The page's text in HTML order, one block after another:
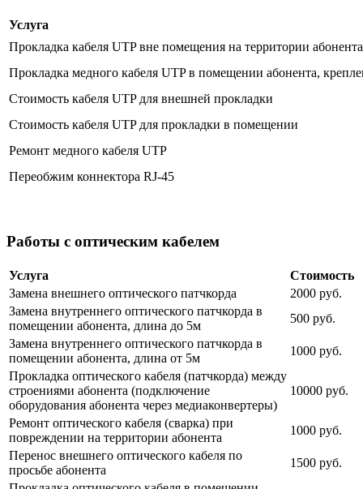
Услуга
Прокладка кабеля UTP вне помещения на территории
Прокладка медного кабеля UTP в помещении абонента,
Стоимость кабеля UTP для внешней прокладки
Стоимость кабеля UTP для прокладки в помещении
Ремонт медного кабеля UTP
Переобжим коннектора RJ-45
Работы с оптическим кабелем
Услуга
Стоимость
Замена внешнего оптического патчкорда
2000 руб.
Замена внутреннего оптического патчкорда в
помещении абонента, длина до 5м
500 руб.
Замена внутреннего оптического патчкорда в
помещении абонента, длина от 5м
1000 руб.
Прокладка оптического кабеля (патчкорда) между
строениями абонента (подключение
оборудования абонента через медиаконвертеры)
10000 руб.
Ремонт оптического кабеля (сварка) при
повреждении на территории абонента
1000 руб.
Перенос внешнего оптического кабеля по
просьбе абонента
1500 руб.